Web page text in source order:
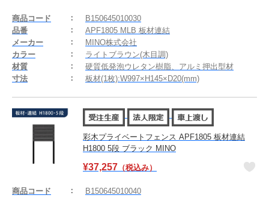
商品コード
B150645010030
品番
APF1805 MLB 板材連結
メーカー
MINO株式会社
カラー
ライトブラウン(木目調)
材質
硬質低発泡ウレタン樹脂、アルミ押出型材
寸法
板材(1枚):W997×H145×D20(mm)
彩木プライベートフェンス APF1805 板材連結
H1800 5段 ブラック MINO
¥37,257 （税込み）
商品コード
B150645010040